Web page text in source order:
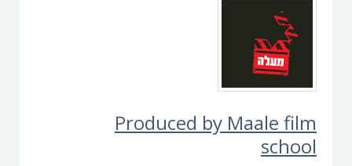
Produced by Maale film
school